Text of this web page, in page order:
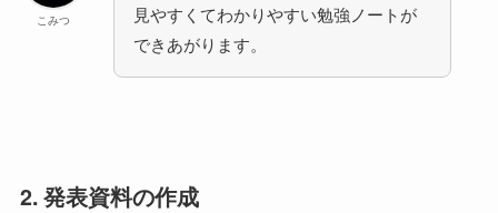
こみつ
見やすくてわかりやすい勉強ノートが
できあがります。
2. 発表資料の作成